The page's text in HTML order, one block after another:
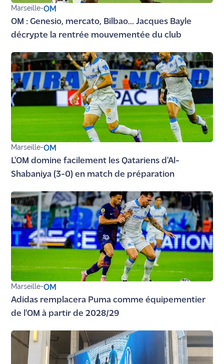
Marseille-OM
OM : Genesio, mercato, Bilbao... Jacques Bayle
décrypte la rentrée mouvementée du club
Marseille-OM
L'OM domine facilement les Qatariens d'Al-
Shabaniya (3-0) en match de préparation
Marseille-OM
Adidas remplacera Puma comme équipementier
de l'OM à partir de 2028/29